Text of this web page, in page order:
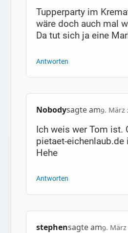
Tupperparty im
wäre doch auch mal
Da tut sich ja eine
Antworten
Nobodysagte am9. März
Ich weis wer Tom ist.
pietaet-eichenlaub.de
Hehe
Antworten
stephensagte am9.